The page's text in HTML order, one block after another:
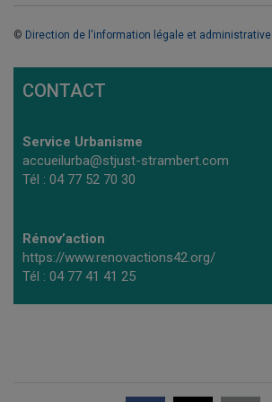
© Direction de l'information légale et administrative
CONTACT
Service Urbanisme
accueilurba@stjust-strambert.com
Tél : 04 77 52 70 30
Rénov’action
https://www.renovactions42.org/
Tél : 04 77 41 41 25